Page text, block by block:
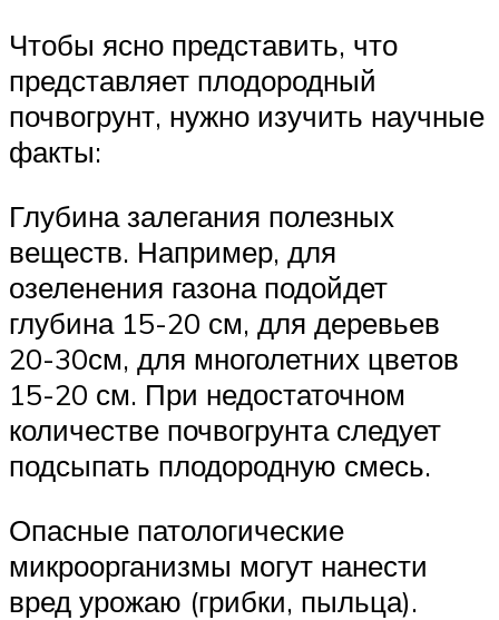
Чтобы ясно представить, что
представляет плодородный
почвогрунт, нужно изучить научные
факты:
Глубина залегания полезных
веществ. Например, для
озеленения газона подойдет
глубина 15-20 см, для деревьев
20-30см, для многолетних цветов
15-20 см. При недостаточном
количестве почвогрунта следует
подсыпать плодородную смесь.
Опасные патологические
микроорганизмы могут нанести
вред урожаю (грибки, пыльца).